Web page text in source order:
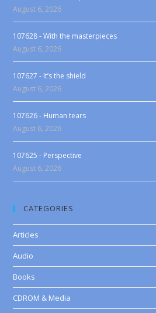
August 6, 2026
107628 - With the masterpieces
August 6, 2026
107627 - It’s the shield
August 6, 2026
107626 - Human tears
August 6, 2026
107625 - Perspective
August 6, 2026
CATEGORIES
Articles
Audio
Books
CDROM & Media